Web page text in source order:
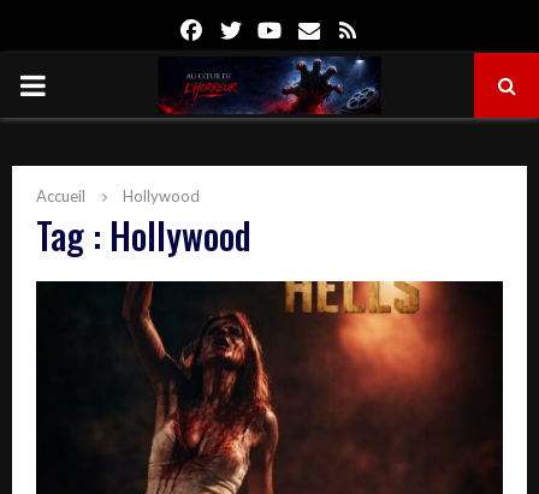
FacebookTwitterYoutube
Email
PRIMARY
Accueil Hollywood
Tag : Hollywood